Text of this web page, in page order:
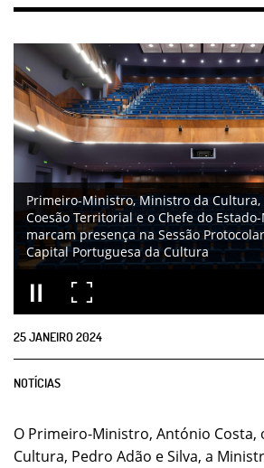
Primeiro-Ministro, Ministro da
Coesão Territorial e o Chefe do
marcam presença na Sessão
Capital Portuguesa da Cultura
25JANEIRO2024
NOTÍCIAS
O Primeiro-Ministro, António Costa,
Cultura, Pedro Adão e Silva, a